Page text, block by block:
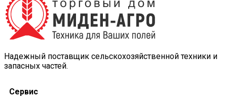
Надежный поставщик сельскохозяйственной техники и
запасных частей.
Сервис